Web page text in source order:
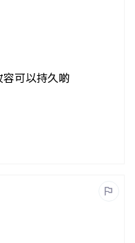
可以持久啲